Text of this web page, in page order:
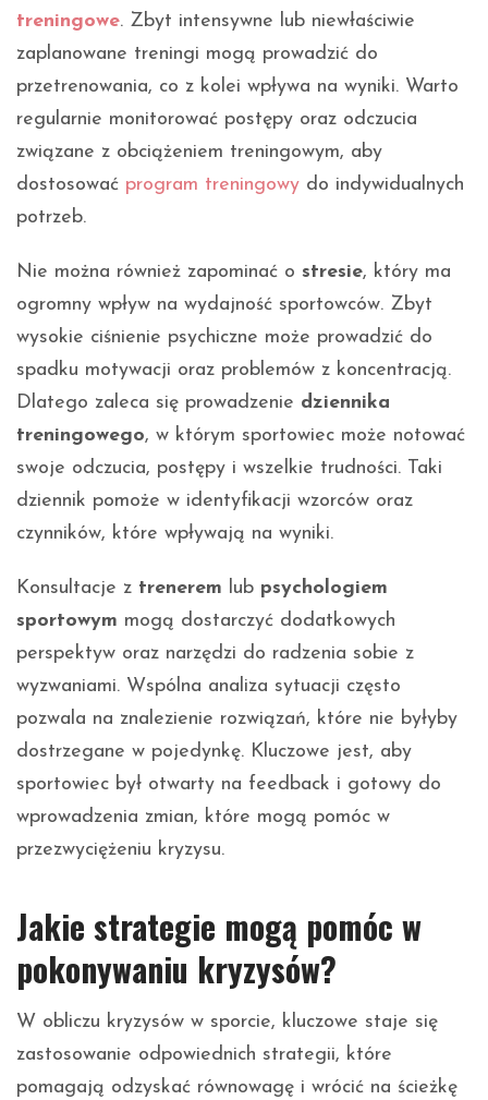
treningowe. Zbyt intensywne lub niewłaściwie
zaplanowane treningi mogą prowadzić do
przetrenowania, co z kolei wpływa na wyniki. Warto
regularnie monitorować postępy oraz odczucia
związane z obciążeniem treningowym, aby
dostosować program treningowy do indywidualnych
potrzeb.
Nie można również zapominać o stresie, który ma
ogromny wpływ na wydajność sportowców. Zbyt
wysokie ciśnienie psychiczne może prowadzić do
spadku motywacji oraz problemów z koncentracją.
Dlatego zaleca się prowadzenie dziennika
treningowego, w którym sportowiec może notować
swoje odczucia, postępy i wszelkie trudności. Taki
dziennik pomoże w identyfikacji wzorców oraz
czynników, które wpływają na wyniki.
Konsultacje z trenerem lub psychologiem
sportowym mogą dostarczyć dodatkowych
perspektyw oraz narzędzi do radzenia sobie z
wyzwaniami. Wspólna analiza sytuacji często
pozwala na znalezienie rozwiązań, które nie byłyby
dostrzegane w pojedynkę. Kluczowe jest, aby
sportowiec był otwarty na feedback i gotowy do
wprowadzenia zmian, które mogą pomóc w
przezwyciężeniu kryzysu.
Jakie strategie mogą pomóc w
pokonywaniu kryzysów?
W obliczu kryzysów w sporcie, kluczowe staje się
zastosowanie odpowiednich strategii, które
pomagają odzyskać równowagę i wrócić na ścieżkę